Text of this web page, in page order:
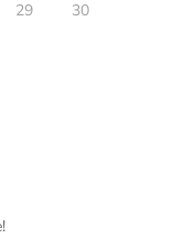
29
30